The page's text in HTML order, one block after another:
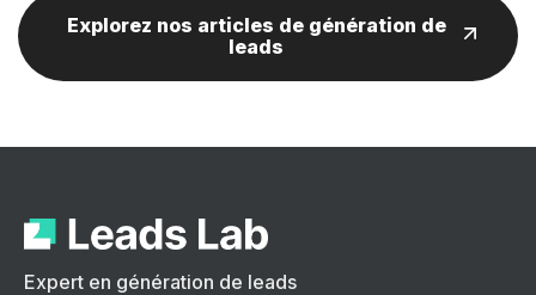
Explorez nos articles de génération de
leads
Expert en génération de leads